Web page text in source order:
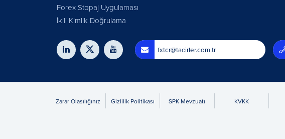
Forex Stopaj Uygulaması
İkili Kimlik Doğrulama
fxtcr@tacirler.com.tr
Zarar Olasılığınız Gizlilik Politikası SPK Mevzuatı KVKK